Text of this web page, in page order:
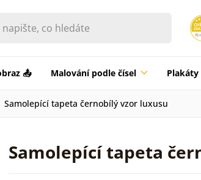
📤 Malování podle čísel Plakáty
Samolepící tapeta černobílý vzor luxusu
Samolepící tapeta